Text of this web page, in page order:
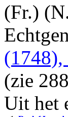
(Fr.)
(zie
Uit het